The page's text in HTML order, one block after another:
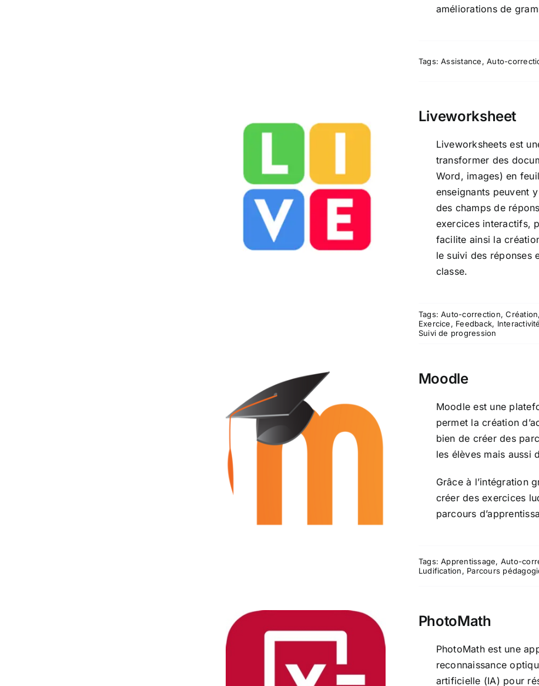
améliorations de
Tags:Assistance,Auto-
Liveworksheet
Liveworksheet
Liveworksheets est
transformer des
Word, images) en
enseignants peuvent
des champs de
exercices interactifs,
facilite ainsi la
le suivi des réponses
classe.
Tags:Auto-correction,Création,
Exercice, Feedback, Interactivité
Suivi de progression
Moodle
Moodle
Moodle est une
permet la création
bien de créer des
les élèves mais aussi
Grâce à l’intégration
créer des exercices
parcours
Tags:Apprentissage, Auto-
Ludification, Parcours
PhotoMath
PhotoMath est une
reconnaissance
artificielle (IA) pour